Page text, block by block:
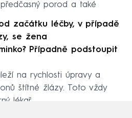
porod a také
začátku léčby, v případě
se žena
Případně podstoupit
na rychlosti úpravy a
štítné žlázy. Toto vždy
lékař.